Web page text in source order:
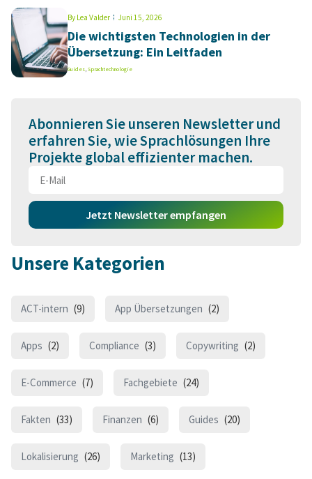
ByLea Valder Juni 15, 2026
Die wichtigsten Technologien in der
Übersetzung: Ein Leitfaden
Guides, Sprachtechnologie
Abonnieren Sie unseren Newsletter und
erfahren Sie, wie Sprachlösungen Ihre
Projekte global effizienter machen.
Jetzt Newsletter empfangen
Unsere Kategorien
ACT-intern (9) App Übersetzungen (2)
Apps (2) Compliance (3) Copywriting (2)
E-Commerce (7) Fachgebiete (24)
Fakten (33) Finanzen (6) Guides (20)
Lokalisierung (26) Marketing (13)